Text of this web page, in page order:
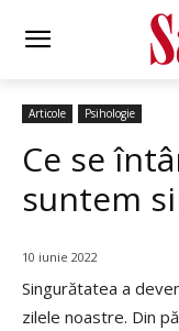
Articole Psihologie
Ce se
suntem
10 iunie 2022
Singurătatea a
zilele noastre. Din